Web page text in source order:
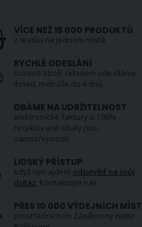
VÍCE NEŽ 15 000 PRODUKTŮ
z textilu na jednom místě
RYCHLÉ ODESLÁNÍ
kusové zboží skladem odesíláme
ihned, metráže do 4 dnů
DBÁME NA UDRŽITELNOST
elektronické faktury a 100%
recyklované obaly jsou
samozřejmostí
LIDSKÝ PŘÍSTUP
když nenajdete odpověď na svůj
dotaz, kontaktujte nás
PŘES 10 000 VÝDEJNÍCH MÍST
prostřednictvím Zásilkovny nebo